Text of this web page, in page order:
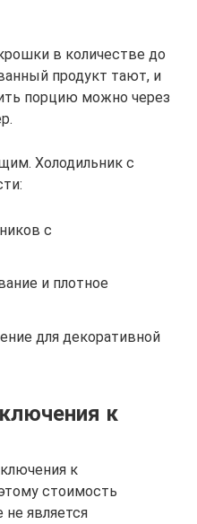
в количестве до
продукт тают, и
порцию можно через
Холодильник с
с
и плотное
для декоративной
к
к
стоимость
является